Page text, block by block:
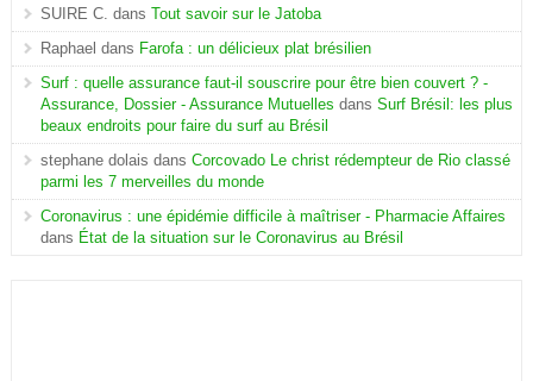
SUIRE C. dans Tout savoir sur le Jatoba
Raphael dans Farofa : un délicieux plat brésilien
Surf : quelle assurance faut-il souscrire pour être bien couvert ? -
Assurance, Dossier - Assurance Mutuelles dans Surf Brésil: les plus
beaux endroits pour faire du surf au Brésil
stephane dolais dans Corcovado Le christ rédempteur de Rio classé
parmi les 7 merveilles du monde
Coronavirus : une épidémie difficile à maîtriser - Pharmacie Affaires
dans État de la situation sur le Coronavirus au Brésil